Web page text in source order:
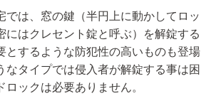
では、窓の鍵（半円上に動かしてロッ
にはクレセント錠と呼ぶ）を解錠する
とするような防犯性の高いものも登場
なタイプでは侵入者が解錠する事は困
ックは必要ありません。